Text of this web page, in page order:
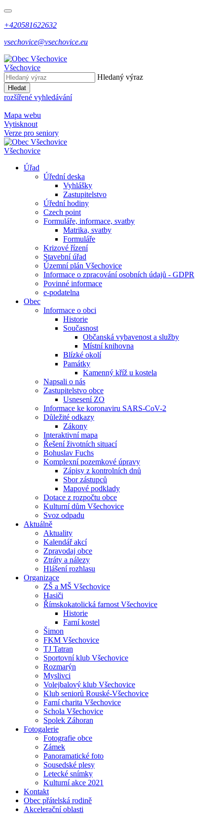
+420581622632
vsechovice@vsechovice.eu
Všechovice
Hledaný výraz
Hledat
rozšířené vyhledávání
Mapa webu
Vytisknout
Verze pro seniory
Všechovice
Úřad
Úřední deska
Vyhlášky
Zastupitelstvo
Úřední hodiny
Czech point
Formuláře, informace, svatby
Matrika, svatby
Formuláře
Krizové řízení
Stavební úřad
Územní plán Všechovice
Informace o zpracování osobních údajů - GDPR
Povinné informace
e-podatelna
Obec
Informace o obci
Historie
Současnost
Občanská vybavenost a služby
Místní knihovna
Blízké okolí
Památky
Kamenný kříž u kostela
Napsali o nás
Zastupitelstvo obce
Usnesení ZO
Informace ke koronaviru SARS-CoV-2
Důležité odkazy
Zákony
Interaktivní mapa
Řešení životních situací
Bohuslav Fuchs
Komplexní pozemkové úpravy
Zápisy z kontrolních dnů
Sbor zástupců
Mapové podklady
Dotace z rozpočtu obce
Kulturní dům Všechovice
Svoz odpadu
Aktuálně
Aktuality
Kalendář akcí
Zpravodaj obce
Ztráty a nálezy
Hlášení rozhlasu
Organizace
ZŠ a MŠ Všechovice
Hasiči
Římskokatolická farnost Všechovice
Historie
Farní kostel
Šimon
FKM Všechovice
TJ Tatran
Sportovní klub Všechovice
Rozmarýn
Myslivci
Volejbalový klub Všechovice
Klub seniorů Rouské-Všechovice
Farní charita Všechovice
Schola Všechovice
Spolek Záhoran
Fotogalerie
Fotografie obce
Zámek
Panoramatické foto
Sousedské plesy
Letecké snímky
Kulturní akce 2021
Kontakt
Obec přátelská rodině
Akcelerační oblasti